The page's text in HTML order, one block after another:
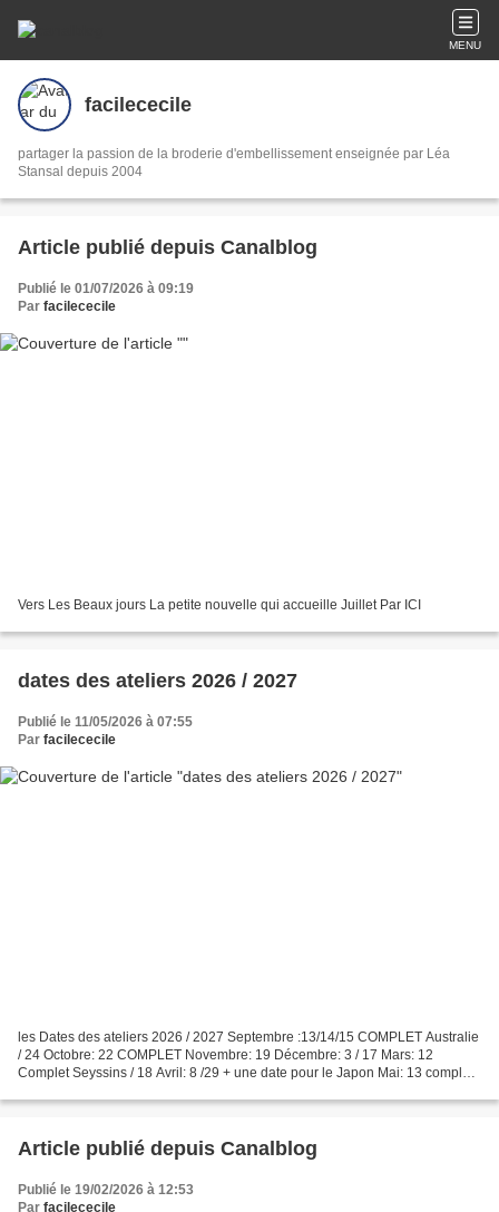
MENU
facilececile
partager la passion de la broderie d'embellissement enseignée par Léa
Stansal depuis 2004
Article publié depuis Canalblog
Publié le 01/07/2026 à 09:19
Par facilececile
Vers Les Beaux jours La petite nouvelle qui accueille Juillet Par ICI
dates des ateliers 2026 / 2027
Publié le 11/05/2026 à 07:55
Par facilececile
les Dates des ateliers 2026 / 2027 Septembre :13/14/15 COMPLET Australie
/ 24 Octobre: 22 COMPLET Novembre: 19 Décembre: 3 / 17 Mars: 12
Complet Seyssins / 18 Avril: 8 /29 + une date pour le Japon Mai: 13 complet /
Article publié depuis Canalblog
Publié le 19/02/2026 à 12:53
Par facilececile